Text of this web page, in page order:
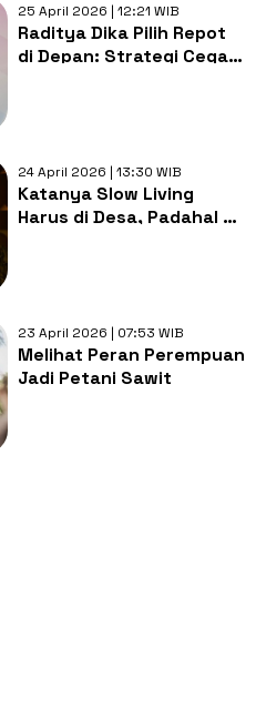
25 April 2026 | 12:21 WIB
Raditya Dika Pilih Repot
di Depan: Strategi Cegah
24 April 2026 | 13:30 WIB
Katanya Slow Living
Harus di Desa, Padahal di
23 April 2026 | 07:53 WIB
Melihat Peran Perempuan
Jadi Petani Sawit